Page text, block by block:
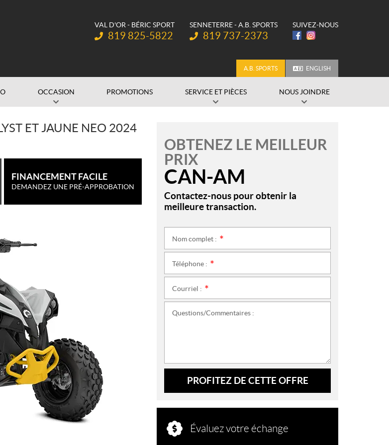
VAL D'OR - BÉRIC SPORT
Téléphone :
819 825-5822
SENNETERRE - A.B. SPORTS
Téléphone :
819 737-2373
SUIVEZ-NOUS
A.B. SPORTS ENGLISH
OCCASION PROMOTIONS SERVICE ET PIÈCES NOUS JOINDRE
ET JAUNE NEO 2024
FINANCEMENT FACILE
DEMANDEZ UNE PRÉ-APPROBATION
OBTENEZ LE MEILLEUR
PRIX
CAN-AM
Contactez-nous pour obtenir la
meilleure transaction.
Nom complet :
Téléphone :
Courriel :
Questions/Commentaires :
PROFITEZ DE CETTE OFFRE
Évaluez votre échange